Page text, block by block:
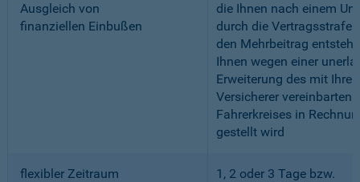
Ausgleich von
finanziellen Einbußen
die Ihnen nach einem
durch die Vertragsstrafe
den Mehrbeitrag
Ihnen wegen einer
Erweiterung des mit
Versicherer vereinbarten
Fahrerkreises in
gestellt wird
flexibler Zeitraum
1, 2 oder 3 Tage bzw.